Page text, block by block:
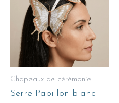
Chapeaux de cérémonie
Serre-Papillon blanc